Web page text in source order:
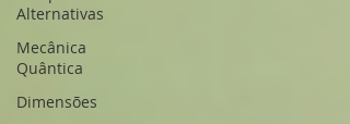
Alternativas
Mecânica
Quântica
Dimensões